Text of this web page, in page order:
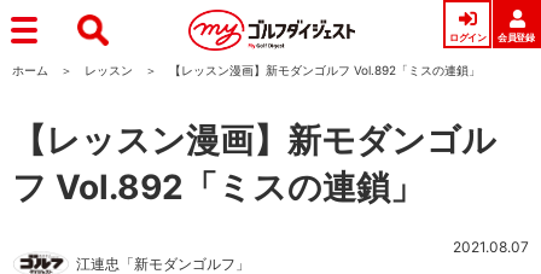
ログイン 会員登録
ホーム レッスン 【レッスン漫画】新モダンゴルフ Vol.892「ミスの連鎖」
【レッスン漫画】新モダンゴル
フ Vol.892「ミスの連鎖」
江連忠「新モダンゴルフ」
2021.08.07